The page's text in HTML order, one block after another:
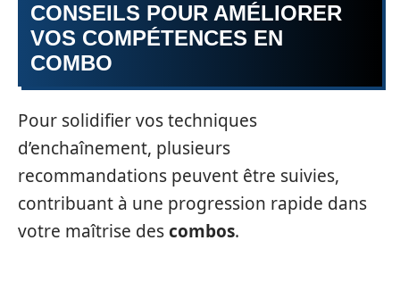
CONSEILS POUR AMÉLIORER
VOS COMPÉTENCES EN
COMBO
Pour solidifier vos techniques
d’enchaînement, plusieurs
recommandations peuvent être suivies,
contribuant à une progression rapide dans
votre maîtrise descombos.